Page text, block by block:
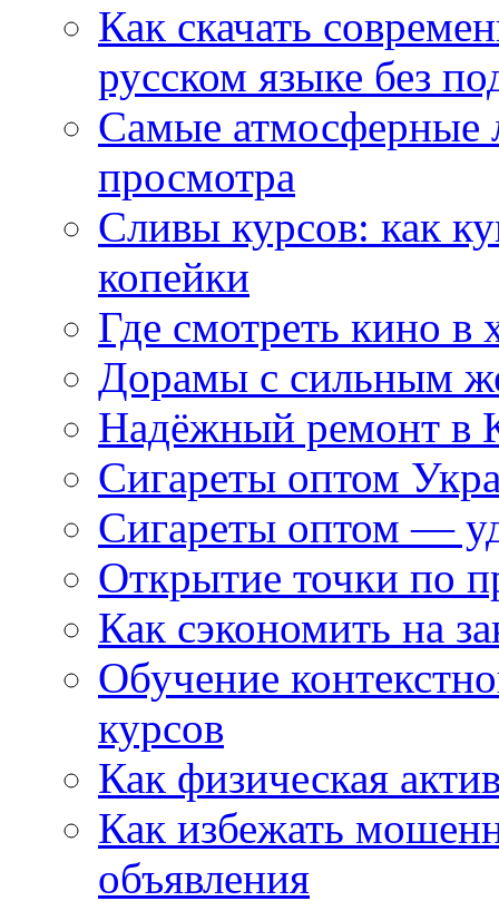
Как скачать
русском языке без
Самые атмосферные
просмотра
Сливы курсов: как
копейки
Где смотреть кино в
Дорамы с сильным
Надёжный ремонт в
Сигареты оптом
Сигареты оптом —
Открытие точки по
Как сэкономить на
Обучение
курсов
Как физическая
Как избежать
объявления